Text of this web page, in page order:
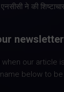
ने की
newsletter
our article
below to